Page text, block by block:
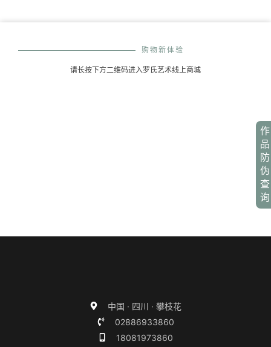
作
品
防
伪
查
询
购物新体验
请长按下方二维码进入罗氏艺术线上商城
中国 · 四川 · 攀枝花
02886933860
18081973860